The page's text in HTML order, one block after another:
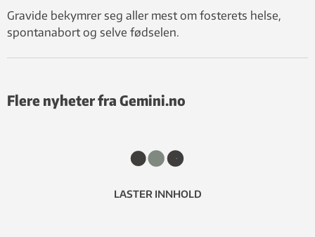
Gravide bekymrer seg aller mest om fosterets helse,
spontanabort og selve fødselen.
Flere nyheter fra Gemini.no
LASTER INNHOLD